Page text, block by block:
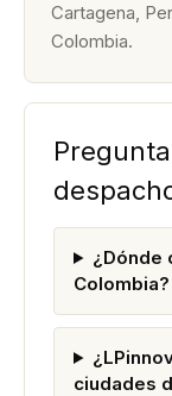
Cartagena,
Colombia.
¿Dónde
Colombia?
ciudades